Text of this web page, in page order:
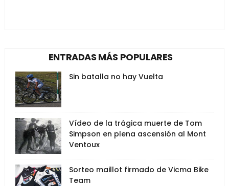
ENTRADAS MÁS POPULARES
Sin batalla no hay Vuelta
Vídeo de la trágica muerte de Tom
Simpson en plena ascensión al Mont
Ventoux
Sorteo maillot firmado de Vicma Bike
Team